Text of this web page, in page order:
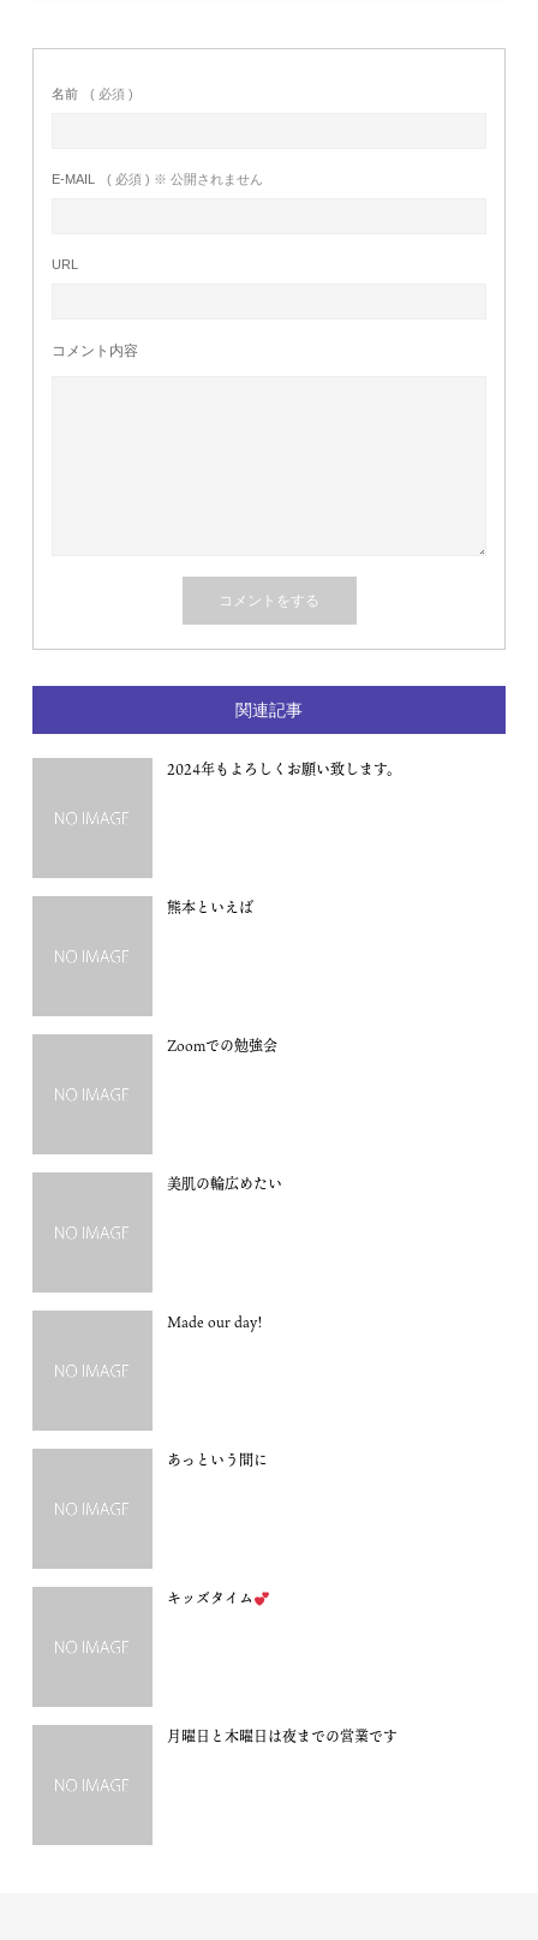
名前 ( 必須 )
E-MAIL ( 必須 ) ※ 公開されません
URL
コメント内容
関連記事
2024年もよろしくお願い致します。
熊本といえば
Zoomでの勉強会
美肌の輪広めたい
Made our day!
あっという間に
キッズタイム
月曜日と木曜日は夜までの営業です